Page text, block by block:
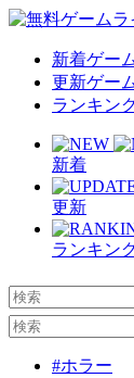
新着ゲー
更新ゲー
ランキン
新着
更新
ランキン
#ホラー